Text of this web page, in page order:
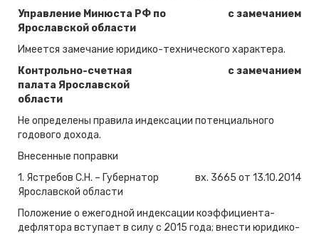
Управление Минюста РФ по
Ярославской области
с замечанием
Имеется замечание юридико-технического характера.
Контрольно-счетная
палата Ярославской
области
с замечанием
Не определены правила индексации потенциального
годового дохода.
Внесенные поправки
1. Ястребов С.Н. – Губернатор
Ярославской области
вх. 3665 от 13.10.2014
Положение о ежегодной индексации коэффициента-
дефлятора вступает в силу с 2015 года; внести юридико-